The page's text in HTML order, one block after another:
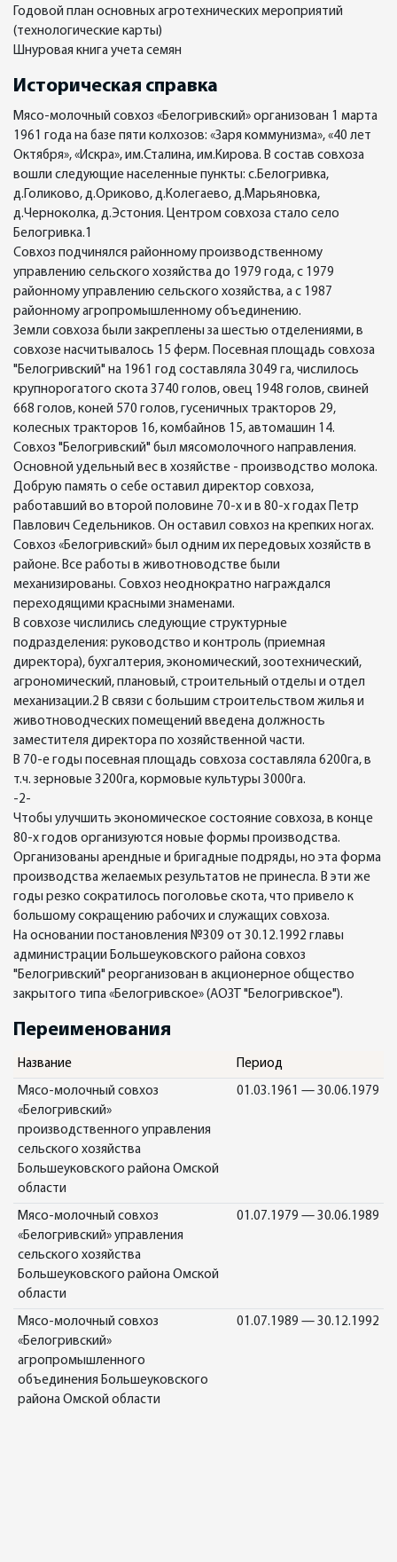
Годовой план основных агротехнических мероприятий
(технологические карты)
Шнуровая книга учета семян
Историческая справка
Мясо-молочный совхоз «Белогривский» организован 1 марта
1961 года на базе пяти колхозов: «Заря коммунизма», «40 лет
Октября», «Искра», им.Сталина, им.Кирова. В состав совхоза
вошли следующие населенные пункты: с.Белогривка,
д.Голиково, д.Ориково, д.Колегаево, д.Марьяновка,
д.Черноколка, д.Эстония. Центром совхоза стало село
Белогривка.1
Совхоз подчинялся районному производственному
управлению сельского хозяйства до 1979 года, с 1979
районному управлению сельского хозяйства, а с 1987
районному агропромышленному объединению.
Земли совхоза были закреплены за шестью отделениями, в
совхозе насчитывалось 15 ферм. Посевная площадь совхоза
"Белогривский" на 1961 год составляла 3049 га, числилось
крупнорогатого скота 3740 голов, овец 1948 голов, свиней
668 голов, коней 570 голов, гусеничных тракторов 29,
колесных тракторов 16, комбайнов 15, автомашин 14.
Совхоз "Белогривский" был мясомолочного направления.
Основной удельный вес в хозяйстве - производство молока.
Добрую память о себе оставил директор совхоза,
работавший во второй половине 70-х и в 80-х годах Петр
Павлович Седельников. Он оставил совхоз на крепких ногах.
Совхоз «Белогривский» был одним их передовых хозяйств в
районе. Все работы в животноводстве были
механизированы. Совхоз неоднократно награждался
переходящими красными знаменами.
В совхозе числились следующие структурные
подразделения: руководство и контроль (приемная
директора), бухгалтерия, экономический, зоотехнический,
агрономический, плановый, строительный отделы и отдел
механизации.2 В связи с большим строительством жилья и
животноводческих помещений введена должность
заместителя директора по хозяйственной части.
В 70-е годы посевная площадь совхоза составляла 6200га, в
т.ч. зерновые 3200га, кормовые культуры 3000га.
-2-
Чтобы улучшить экономическое состояние совхоза, в конце
80-х годов организуются новые формы производства.
Организованы арендные и бригадные подряды, но эта форма
производства желаемых результатов не принесла. В эти же
годы резко сократилось поголовье скота, что привело к
большому сокращению рабочих и служащих совхоза.
На основании постановления №309 от 30.12.1992 главы
администрации Большеуковского района совхоз
"Белогривский" реорганизован в акционерное общество
закрытого типа «Белогривское» (АОЗТ "Белогривское").
Переименования
Название Период
Мясо-молочный совхоз
«Белогривский»
производственного управления
сельского хозяйства
Большеуковского района Омской
области
01.03.1961 — 30.06.1979
Мясо-молочный совхоз
«Белогривский» управления
сельского хозяйства
Большеуковского района Омской
области
01.07.1979 — 30.06.1989
Мясо-молочный совхоз
«Белогривский»
агропромышленного
объединения Большеуковского
района Омской области
01.07.1989 — 30.12.1992